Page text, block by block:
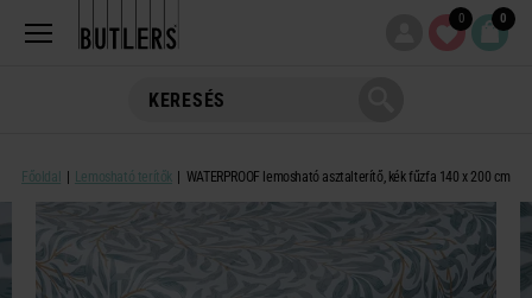
0 0
Főoldal Lemosható terítők WATERPROOF lemosható asztalterítő, kék fűzfa 140 x 200 cm